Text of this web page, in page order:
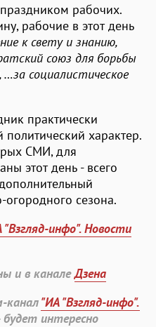
рабочих.
рабочие в этот день
к свету и знанию,
союз для борьбы
…за социалистическое
практически
политический характер.
СМИ, для
этот день - всего
сезона.
"Взгляд-инфо". Новости
и в каналеДзена
канал"ИА "Взгляд-инфо".
интересно